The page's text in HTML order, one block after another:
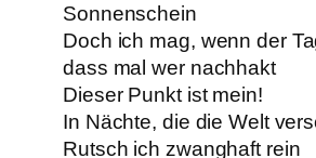
Sonnenschein
Doch ich mag, wenn der
dass mal wer nachhakt
Dieser Punkt ist mein!
In Nächte, die die Welt
Rutsch ich zwanghaft rein